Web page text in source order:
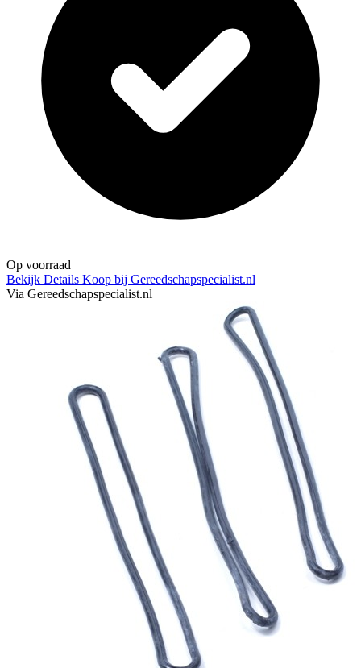
Op voorraad
Bekijk Details Koop bij Gereedschapspecialist.nl
Via Gereedschapspecialist.nl